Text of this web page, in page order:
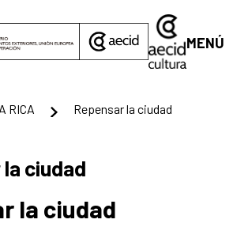
MENÚ
RICA Repensar la ciudad
ciudad
la ciudad